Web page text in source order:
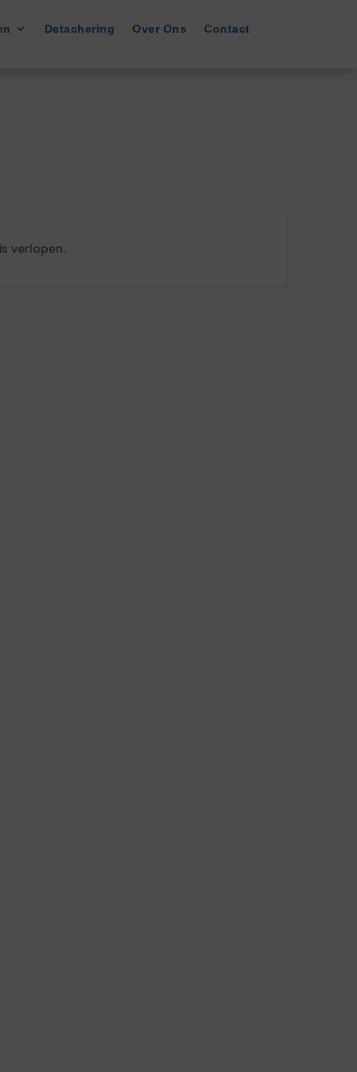
Detachering Over Ons Contact
verlopen.